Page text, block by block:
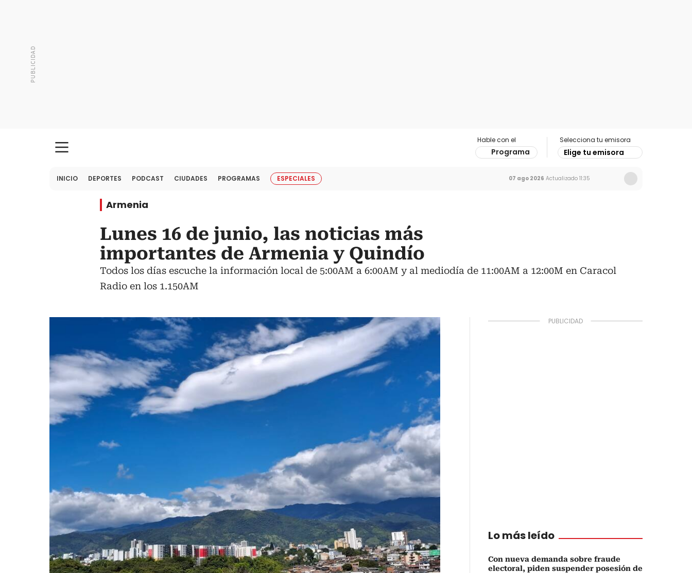
Hable con el
Programa
Selecciona tu emisora
Elige tu emisora
INICIO DEPORTES PODCAST CIUDADES PROGRAMAS ESPECIALES 07 ago 2026 Actualizado 11:35
Armenia
Lunes 16 de junio, las noticias más
importantes de Armenia y Quindío
Todos los días escuche la información local de 5:00AM a 6:00AM y al mediodía de 11:00AM a 12:00M en Caracol
Radio en los 1.150AM
Lo más leído
Con nueva demanda sobre fraude
electoral, piden suspender posesión de